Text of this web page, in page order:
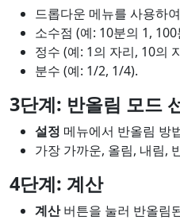
드롭다운 메뉴를 사용하
소수점 (예: 10분의 1, 100
정수 (예: 1의 자리, 10의
분수 (예: 1/2, 1/4).
3단계: 반올림 모드
설정 메뉴에서 반올림 방
가장 가까운, 올림, 내림,
4단계: 계산
계산버튼을 눌러 반올림